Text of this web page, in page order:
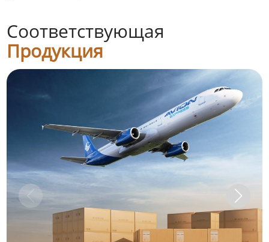
Соответствующая
Продукция